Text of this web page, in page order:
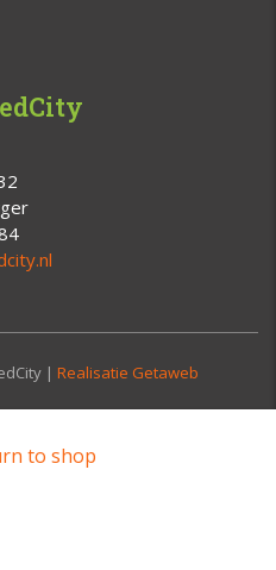
| Realisatie Getaweb
to shop